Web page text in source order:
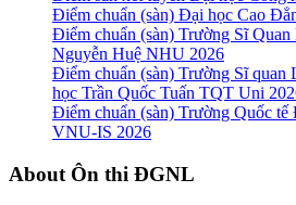
Điểm chuẩn (sàn) Đại học Cao
Điểm chuẩn (sàn) Trường Sĩ
Nguyễn Huệ NHU 2026
Điểm chuẩn (sàn) Trường Sĩ quan
học Trần Quốc Tuấn TQT Uni
Điểm chuẩn (sàn) Trường Quốc
VNU-IS 2026
Footer
About Ôn thi ĐGNL